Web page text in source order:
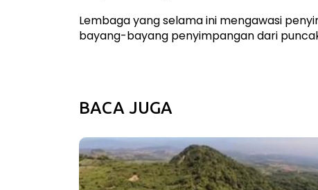
Lembaga yang selama ini mengawasi
bayang-bayang penyimpangan dari
BACA JUGA